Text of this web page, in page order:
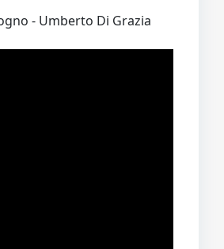
- Umberto Di Grazia